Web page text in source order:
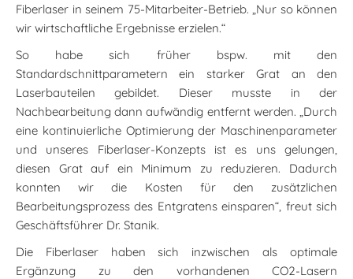
Fiberlaser in seinem 75-Mitarbeiter-Betrieb. „Nur so können
wir wirtschaftliche Ergebnisse erzielen.“
So habe sich früher bspw. mit den
Standardschnittparametern ein starker Grat an den
Laserbauteilen gebildet. Dieser musste in der
Nachbearbeitung dann aufwändig entfernt werden. „Durch
eine kontinuierliche Optimierung der Maschinenparameter
und unseres Fiberlaser-Konzepts ist es uns gelungen,
diesen Grat auf ein Minimum zu reduzieren. Dadurch
konnten wir die Kosten für den zusätzlichen
Bearbeitungsprozess des Entgratens einsparen“, freut sich
Geschäftsführer Dr. Stanik.
Die Fiberlaser haben sich inzwischen als optimale
Ergänzung zu den vorhandenen CO2-Lasern